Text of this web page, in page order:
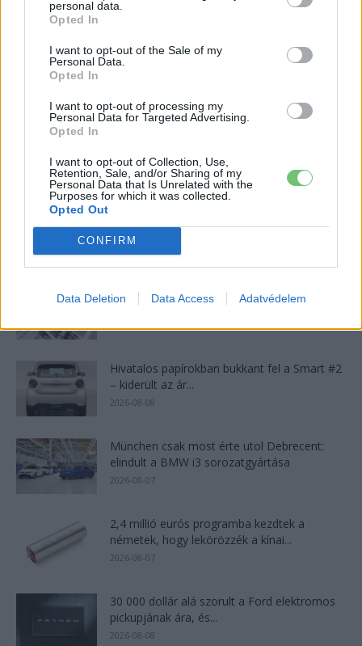
personal data.
Opted In
I want to opt-out of the Sale of my
Personal Data.
Opted In
I want to opt-out of processing my
Personal Data for Targeted Advertising.
Opted In
I want to opt-out of Collection, Use,
Retention, Sale, and/or Sharing of my
Personal Data that Is Unrelated with the
Purposes for which it was collected.
Opted Out
CONFIRM
Data Deletion Data Access Adatvédelem
sorrendje
A BYD hat szabadalommal készül a 2027-es
2026-08-08
európai szilárdtest-akkumulátor
2026-08-07
150 milliárd eurót bukhat Európa, ha nem
szabadul a kínai akkumulátoroktól
Hivatalos papírokban bukkant fel a Smart #2
– kiderült az ár...
2026-08-08
München csak most érte utol Debrecent:
elindult a BMW i3 sorozatgyártása
2026-08-07
2,4 millió eurós programba kezdtek a
németek, hogy lekörözzék a kínai...
2026-08-07
30 000 dollár alá szorult a Ford elektromos
pickupjának ára, és...
2026-08-08